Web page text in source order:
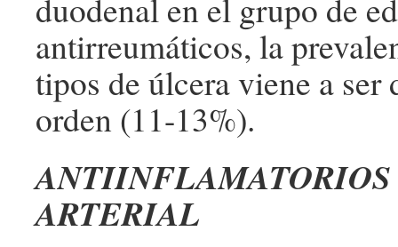
duodenal en el grupo de
antirreumáticos, la
tipos de úlcera viene a ser
orden (11-13%).
ANTIINFLAMATORIOS
ARTERIAL